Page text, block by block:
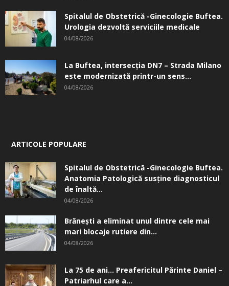
Spitalul de Obstetrică -Ginecologie Buftea.
Urologia dezvoltă serviciile medicale
04/08/2026
La Buftea, intersecţia DN7 – Strada Milano
este modernizată printr-un sens...
04/08/2026
ARTICOLE POPULARE
Spitalul de Obstetrică -Ginecologie Buftea.
Anatomia Patologică susţine diagnosticul
de înaltă...
04/08/2026
Brănești a eliminat unul dintre cele mai
mari blocaje rutiere din...
04/08/2026
La 75 de ani… Preafericitul Părinte Daniel –
Patriarhul care a...